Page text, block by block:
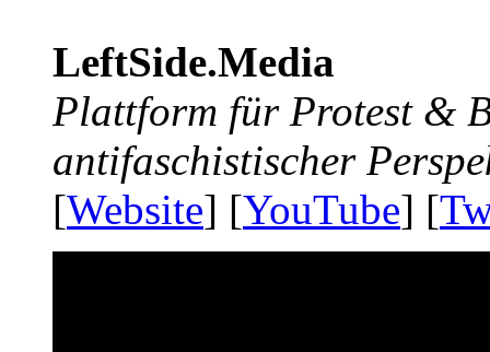
LeftSide.Media
Plattform für Protest &
antifaschistischer
[Website] [YouTube] [